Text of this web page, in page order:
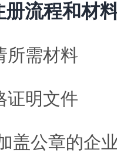
流程和材
所需材料
证明文件
公章的企业